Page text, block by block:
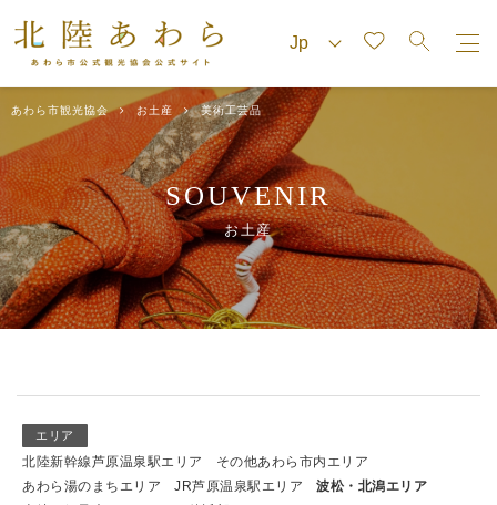
あわら市観光協会 お土産 美術工芸品
SOUVENIR
お土産
エリア
北陸新幹線芦原温泉駅エリア
その他あわら市内エリア
あわら湯のまちエリア
JR芦原温泉駅エリア
波松・北潟エリア